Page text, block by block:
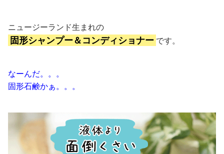
ニュージーランド生まれの
固形シャンプー＆コンディショナー です。
なーんだ。。。
固形石鹸かぁ。。。